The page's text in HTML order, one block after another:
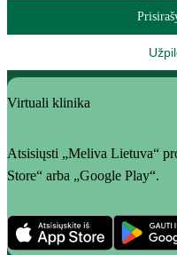
Virtuali klinika
Atsisiųsti „Meliva Lietuva“
Store“ arba „Google Play“.